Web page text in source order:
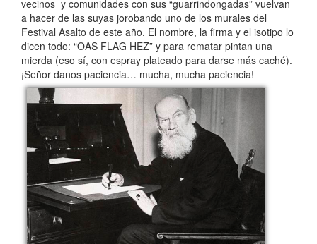
vecinos y comunidades con sus “guarrindongadas” vuelvan
a hacer de las suyas jorobando uno de los murales del
Festival Asalto de este año. El nombre, la firma y el isotipo lo
dicen todo: “OAS FLAG HEZ” y para rematar pintan una
mierda (eso sí, con espray plateado para darse más caché).
¡Señor danos paciencia… mucha, mucha paciencia!